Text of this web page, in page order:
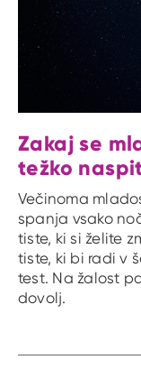
Zakaj se
težko
Večinoma
spanja vsako
tiste, ki si želite
tiste, ki bi radi v
test. Na žalost
dovolj.